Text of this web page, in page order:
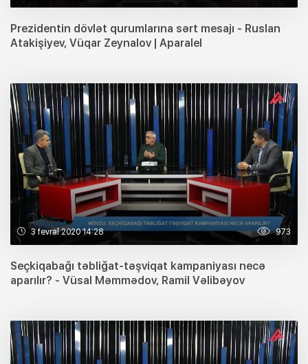
Prezidentin dövlət qurumlarına sərt mesajı - Ruslan
Atakişiyev, Vüqar Zeynalov | Aparalel
3 fevral 2020 14:28 973
Seçkiqabağı təbliğat-təşviqat kampaniyası necə
aparılır? - Vüsal Məmmədov, Ramil Vəlibəyov